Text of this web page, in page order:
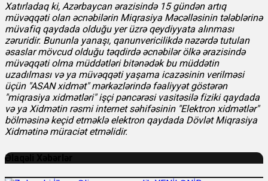
Xatırladaq ki, Azərbaycan ərazisində 15 gündən artıq
müvəqqəti olan əcnəbilərin Miqrasiya Məcəlləsinin tələblərinə
müvafiq qaydada olduğu yer üzrə qeydiyyata alınması
zəruridir. Bununla yanaşı, qanunvericilikdə nəzərdə tutulan
əsaslar mövcud olduğu təqdirdə əcnəbilər ölkə ərazisində
müvəqqəti olma müddətləri bitənədək bu müddətin
uzadılması və ya müvəqqəti yaşama icazəsinin verilməsi
üçün "ASAN xidmət" mərkəzlərində fəaliyyət göstərən
"miqrasiya xidmətləri" işçi pəncərəsi vasitəsilə fiziki qaydada
və ya Xidmətin rəsmi internet səhifəsinin "Elektron xidmətlər"
bölməsinə keçid etməklə elektron qaydada Dövlət Miqrasiya
Xidmətinə müraciət etməlidir.
Əlaqəli Xəbərlər